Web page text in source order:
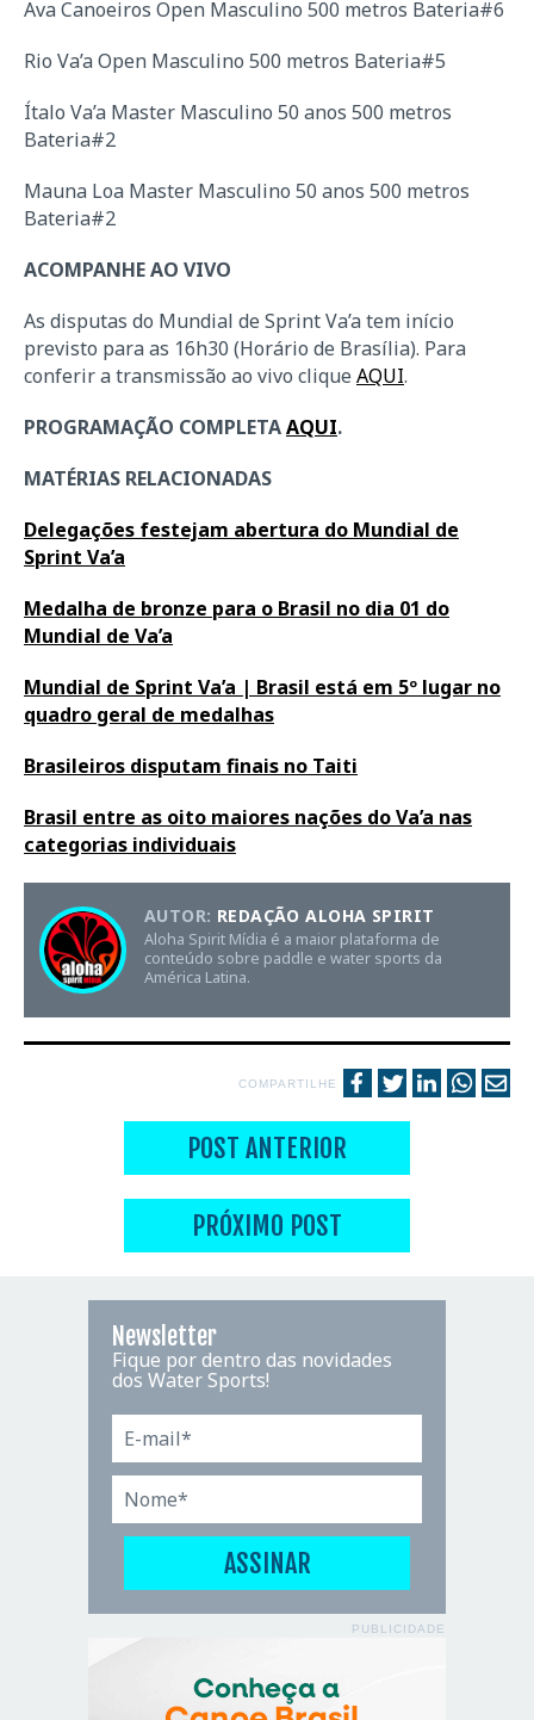
Ava Canoeiros Open Masculino 500 metros Bateria#6
Rio Va’a Open Masculino 500 metros Bateria#5
Ítalo Va’a Master Masculino 50 anos 500 metros
Bateria#2
Mauna Loa Master Masculino 50 anos 500 metros
Bateria#2
ACOMPANHE AO VIVO
As disputas do Mundial de Sprint Va’a tem início
previsto para as 16h30 (Horário de Brasília). Para
conferir a transmissão ao vivo clique AQUI.
PROGRAMAÇÃO COMPLETAAQUI.
MATÉRIAS RELACIONADAS
Delegações festejam abertura do Mundial de
Sprint Va’a
Medalha de bronze para o Brasil no dia 01 do
Mundial de Va’a
Mundial de Sprint Va’a | Brasil está em 5º lugar no
quadro geral de medalhas
Brasileiros disputam finais no Taiti
Brasil entre as oito maiores nações do Va’a nas
categorias individuais
AUTOR: REDAÇÃO ALOHA SPIRIT
Aloha Spirit Mídia é a maior plataforma de
conteúdo sobre paddle e water sports da
América Latina.
COMPARTILHE
POST ANTERIOR
PRÓXIMO POST
Newsletter
Fique por dentro das novidades
dos Water Sports!
PUBLICIDADE